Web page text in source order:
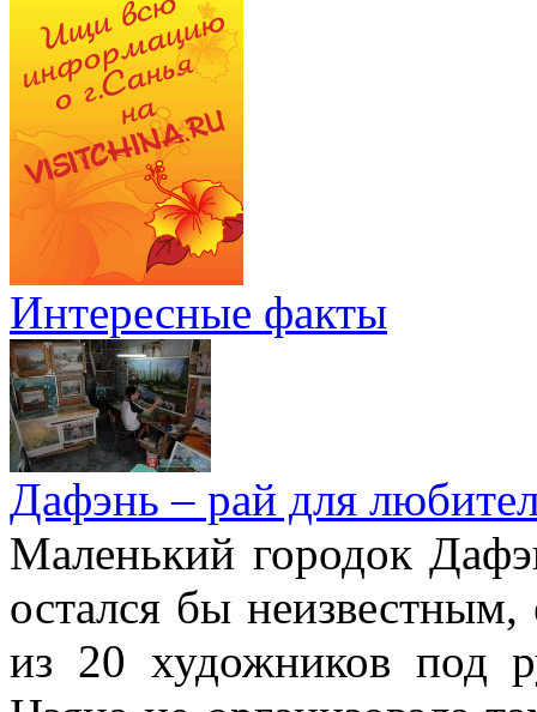
Интересные факты
Дафэнь – рай для
Маленький городок
остался бы
из 20 художников под